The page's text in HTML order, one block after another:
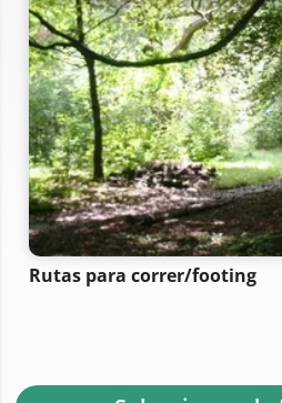
Rutas para correr/footing